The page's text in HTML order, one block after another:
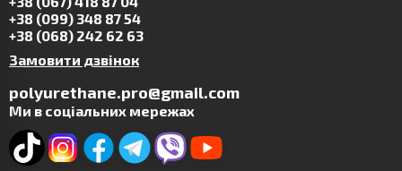
+38 (099) 348 87 54
+38 (068) 242 62 63
Замовити дзвінок
polyurethane.pro@gmail.com
Ми в соціальних мережах